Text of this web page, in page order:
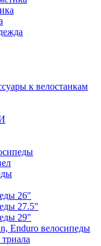
к велостанкам
26"
27.5"
29"
Enduro велосипеды